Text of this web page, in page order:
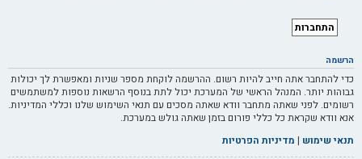
הרשמה
כדי להתחבר אתה חייב להיות רשום. ההרשמה לוקחת מספר שניות ומאפשרת לך יכולות
גבוהות יותר. המנהל הראשי של המערכת יכול לתת בנוסף הרשאות נוספות למשתמשים
רשומים. לפני שאתה מתחבר וודא שאתה מסכים עם תנאי השימוש שלנו וכללי המדיניות.
אנא וודא שקראת כל כללי פורום בזמן שאתה גולש במערכת.
תנאי שימוש | מדיניות הפרטיות